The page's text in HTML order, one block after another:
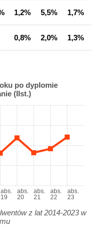
1,2% 5,5% 1,7%
0,8% 2,0% 1,3%
po dyplomie
(IIst.)
abs.
19
abs.
20
abs.
21
abs.
22
abs.
23
z lat 2014-2023 w